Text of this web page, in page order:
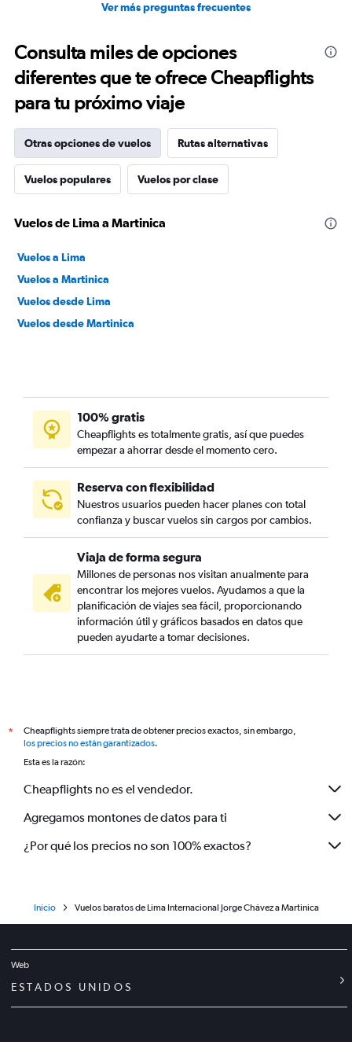
Ver más preguntas frecuentes
Consulta miles de opciones
diferentes que te ofrece Cheapflights
para tu próximo viaje
Otras opciones de vuelos Rutas alternativas
Vuelos populares Vuelos por clase
Vuelos de Lima a Martinica
Vuelos a Lima
Vuelos a Martinica
Vuelos desde Lima
Vuelos desde Martinica
100% gratis
Cheapflights es totalmente gratis, así que puedes
empezar a ahorrar desde el momento cero.
Reserva con flexibilidad
Nuestros usuarios pueden hacer planes con total
confianza y buscar vuelos sin cargos por cambios.
Viaja de forma segura
Millones de personas nos visitan anualmente para
encontrar los mejores vuelos. Ayudamos a que la
planificación de viajes sea fácil, proporcionando
información útil y gráficos basados en datos que
pueden ayudarte a tomar decisiones.
*
Cheapflights siempre trata de obtener precios exactos, sin embargo,
los precios no están garantizados.
Esta es la razón:
Cheapflights no es el vendedor.
Agregamos montones de datos para ti
¿Por qué los precios no son 100% exactos?
Inicio Vuelos baratos de Lima Internacional Jorge Chávez a Martinica
Web
ESTADOS UNIDOS